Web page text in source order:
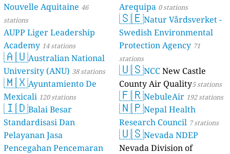
Nouvelle Aquitaine 46
stations
AUPP Liger Leadership
Academy 14 stations
🇦🇺Australian National
University (ANU) 38 stations
🇲🇽Ayuntamiento De
Mexicali 120 stations
🇮🇩Balai Besar
Standardisasi Dan
Pelayanan Jasa
Pencegahan Pencemaran
Arequipa 0 stations
🇸🇪Natur Vårdsverket -
Swedish Environmental
Protection Agency 71
stations
🇺🇸NCCNew Castle
County Air Quality5 stations
🇫🇷NebuleAir 192 stations
🇳🇵Nepal Health
Research Council 7 stations
🇺🇸Nevada NDEP
Nevada Division of